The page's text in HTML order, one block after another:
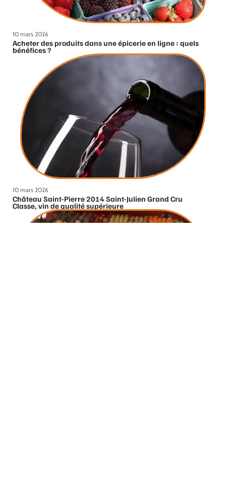
10 mars 2026
Acheter des produits dans une épicerie en ligne : quels
bénéfices ?
10 mars 2026
Château Saint-Pierre 2014 Saint-Julien Grand Cru
Classe, vin de qualité supérieure